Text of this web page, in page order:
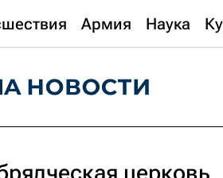
Армия Наука